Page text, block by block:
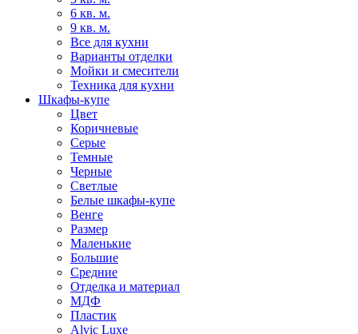
6 кв. м.
9 кв. м.
Все для кухни
Варианты отделки
Мойки и смесители
Техника для кухни
Шкафы-купе
Цвет
Коричневые
Серые
Темные
Черные
Светлые
Белые шкафы-купе
Венге
Размер
Маленькие
Большие
Средние
Отделка и материал
МДФ
Пластик
Alvic Luxe